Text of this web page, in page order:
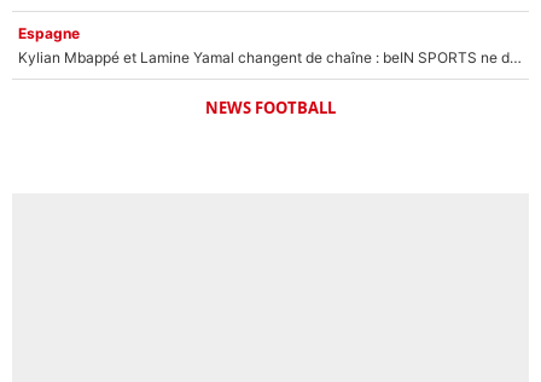
Espagne
Kylian Mbappé et Lamine Yamal changent de chaîne : beIN SPORTS ne digère pas cette décision historique et prédit un fiasco pour la Liga
NEWS FOOTBALL